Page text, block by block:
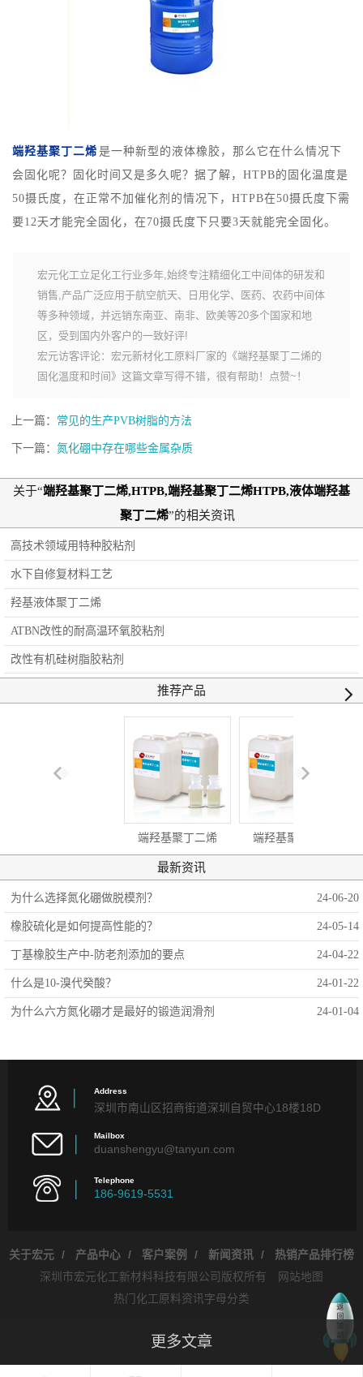
端羟基聚丁二烯 是一种新型的液体橡胶，那么它在什么情况下
会固化呢？固化时间又是多久呢？据了解，HTPB的固化温度是
50摄氏度，在正常不加催化剂的情况下，HTPB在50摄氏度下需
要12天才能完全固化，在70摄氏度下只要3天就能完全固化。
宏元化工立足化工行业多年,始终专注精细化工中间体的研发和
销售,产品广泛应用于航空航天、日用化学、医药、农药中间体
等多种领域，并远销东南亚、南非、欧美等20多个国家和地
区，受到国内外客户的一致好评!
宏元访客评论：宏元新材化工原料厂家的《端羟基聚丁二烯的
固化温度和时间》这篇文章写得不错，很有帮助！点赞~！
上一篇： 常见的生产PVB树脂的方法
下一篇： 氮化硼中存在哪些金属杂质
关于“端羟基聚丁二烯,HTPB,端羟基聚丁二烯HTPB,液体端羟基
聚丁二烯”的相关资讯
高技术领域用特种胶粘剂
水下自修复材料工艺
羟基液体聚丁二烯
ATBN改性的耐高温环氧胶粘剂
改性有机硅树脂胶粘剂
推荐产品
端羟基聚丁二烯
HTPB
端羟基聚丁二烯
最新资讯
为什么选择氮化硼做脱模剂？ 24-06-20
橡胶硫化是如何提高性能的？ 24-05-14
丁基橡胶生产中-防老剂添加的要点 24-04-22
什么是10-溴代癸酸？ 24-01-22
为什么六方氮化硼才是最好的锻造润滑剂 24-01-04
更多文章
Address
深圳市南山区招商街道深圳自贸中心18楼18D
Mailbox
duanshengyu@tanyun.com
Telephone
186-9619-5531
关于宏元 / 产品中心 / 客户案例 / 新闻资讯 /
热销产品排行榜
深圳市宏元化工新材料科技有限公司版权所有
网站地图
热门化工原料资讯字母分类